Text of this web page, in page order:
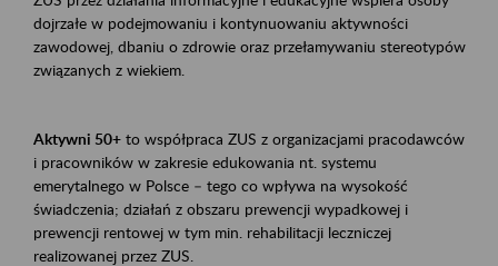
dojrzałe w podejmowaniu i kontynuowaniu aktywności
zawodowej, dbaniu o zdrowie oraz przełamywaniu stereotypów
związanych z wiekiem.
Aktywni 50+ to współpraca ZUS z organizacjami pracodawców
i pracowników w zakresie edukowania nt. systemu
emerytalnego w Polsce – tego co wpływa na wysokość
świadczenia; działań z obszaru prewencji wypadkowej i
prewencji rentowej w tym min. rehabilitacji leczniczej
realizowanej przez ZUS.